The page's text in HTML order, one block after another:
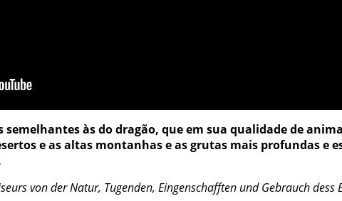
semelhantes às do dragão, que em sua qualidade de
e as altas montanhas e as grutas mais profundas e
von der Natur, Tugenden, Eingenschafften und Gebrauch dess